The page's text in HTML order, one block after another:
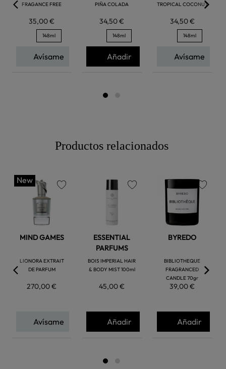
FRAGANCE FREE
35,00 €
148ml
Avísame
PIÑA COLADA
34,50 €
148ml
Añadir
TROPICAL COCONUT
34,50 €
148ml
Avísame
Productos relacionados
New
MIND GAMES
LIONORA EXTRAIT
DE PARFUM
270,00 €
Avísame
ESSENTIAL
PARFUMS
BOIS IMPERIAL HAIR
& BODY MIST 100ml
45,00 €
Añadir
BYREDO
BIBLIOTHEQUE
FRAGRANCED
CANDLE 70gr
39,00 €
favorite
Añadir